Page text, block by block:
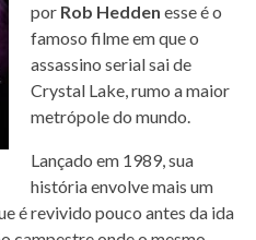
por Rob Hedden esse é o
famoso filme em que o
assassino serial sai de
Crystal Lake, rumo a maior
metrópole do mundo.
Lançado em 1989, sua
história envolve mais um
é revivido pouco antes da ida